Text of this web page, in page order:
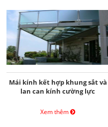
Mái kính kết hợp khung sắt và
lan can kính cường lực
Xem thêm